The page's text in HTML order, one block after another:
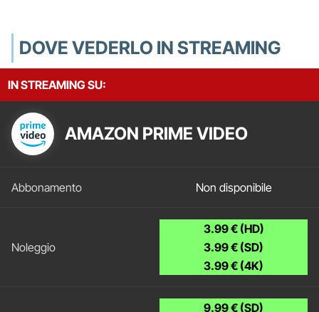
DOVE VEDERLO IN STREAMING
IN STREAMING SU:
AMAZON PRIME VIDEO
Non disponibile
3.99 € (HD)
3.99 € (SD)
3.99 € (4K)
9.99 € (SD)